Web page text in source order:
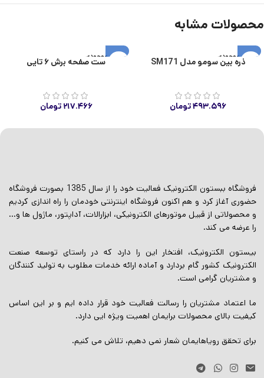
محصولات مشابه
اتمام موجودی
ذره بین سومو مدل SM171
۴۹۳.۵۹۶تومان
اتمام موجودی
ست صفحه برش ۶ تایی
۲۱۷.۴۶۶ تومان
فروشگاه ببستون الکترونیک فعالیت خود را از سال 1385 بصورت فروشگاه
حضوری آغاز کرد و هم اکنون فروشگاه اینترنتی خودمان را راه اندازی کردیم
و محصولاتی از قبیل موتورهای الکترونیکی، ابزارالات، آداپتور، ماژول ها و…
را عرضه می کند.
بیستون الکترونیک، افتخار این را دارد که در راستای توسعه صنعت
الکترونیک کشور گام بردارد و آماده ارائه خدمات مطلوب به تولید کنندگان
و مشتریان گرامی است.
ما اعتماد مشتریان را رسالت فعالیت خود قرار داده ایم و بر این اساس
کیفیت بالای محصولات برایمان اهمیت ویژه ایی دارد.
برای تحقق رویاهایمان شعار نمی دهیم، تلاش می کنیم.